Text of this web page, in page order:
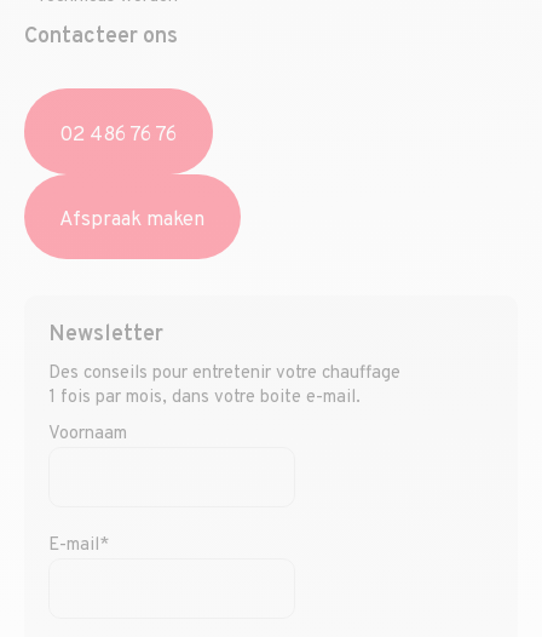
Contacteer ons
02 486 76 76
Afspraak maken
Newsletter
Des conseils pour entretenir votre chauffage
1 fois par mois, dans votre boite e-mail.
Voornaam
E-mail*